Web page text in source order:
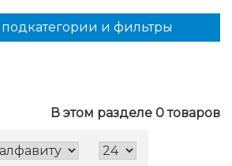
В этом разделе 0 товаров
подкатегории и фильтры